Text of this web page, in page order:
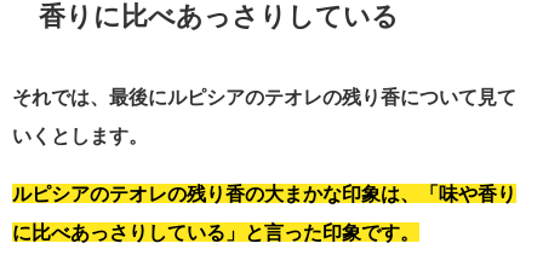
香りに比べあっさりしている
それでは、最後にルピシアのテオレの残り香について見て
いくとします。
ルピシアのテオレの残り香の大まかな印象は、「味や香り
に比べあっさりしている」と言った印象です。